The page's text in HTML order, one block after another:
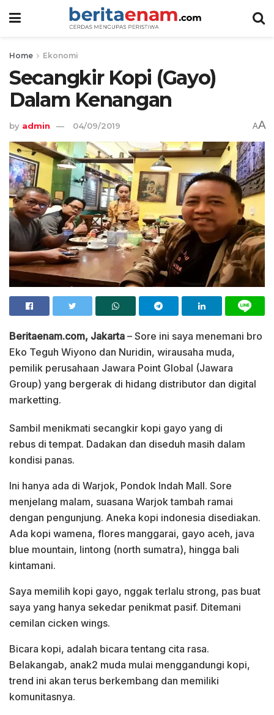
Home Ekonomi
Secangkir Kopi (Gayo)
Dalam Kenangan
by admin 04/09/2019 AA
Beritaenam.com, Jakarta – Sore ini saya menemani bro
Eko Teguh Wiyono dan Nuridin, wirausaha muda,
pemilik perusahaan Jawara Point Global (Jawara
Group) yang bergerak di hidang distributor dan digital
marketting.
Sambil menikmati secangkir kopi gayo yang di
rebus di tempat. Dadakan dan diseduh masih dalam
kondisi panas.
Ini hanya ada di Warjok, Pondok Indah Mall. Sore
menjelang malam, suasana Warjok tambah ramai
dengan pengunjung. Aneka kopi indonesia disediakan.
Ada kopi wamena, flores manggarai, gayo aceh, java
blue mountain, lintong (north sumatra), hingga bali
kintamani.
Saya memilih kopi gayo, nggak terlalu strong, pas buat
saya yang hanya sekedar penikmat pasif. Ditemani
cemilan cicken wings.
Bicara kopi, adalah bicara tentang cita rasa.
Belakangab, anak2 muda mulai menggandungi kopi,
trend ini akan terus berkembang dan memiliki
komunitasnya.